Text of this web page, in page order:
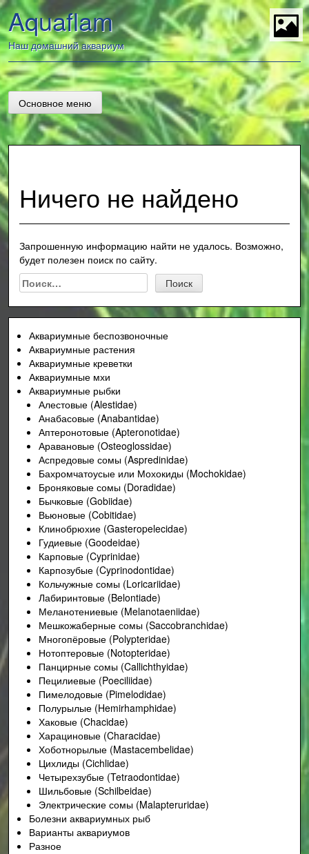
Перейти
к
содержанию
Aquaflam
Наш домашний аквариум
Основное меню
Ничего не найдено
Запрошенную информацию найти не удалось. Возможно,
будет полезен поиск по сайту.
Найти:
Аквариумные беспозвоночные
Аквариумные растения
Аквариумные креветки
Аквариумные мхи
Аквариумные рыбки
Алестовые (Alestidae)
Анабасовые (Anabantidae)
Аптеронотовые (Apteronotidae)
Аравановые (Osteoglossidae)
Аспредовые сомы (Aspredinidae)
Бахромчатоусые или Мохокиды (Mochokidae)
Броняковые сомы (Doradidae)
Бычковые (Gobiidae)
Вьюновые (Cobitidae)
Клинобрюхие (Gasteropelecidae)
Гудиевые (Goodeidae)
Карповые (Cyprinidae)
Карпозубые (Cyprinodontidae)
Кольчужные сомы (Loricariidae)
Лабиринтовые (Belontiade)
Меланотениевые (Melanotaeniidae)
Мешкожаберные сомы (Saccobranchidae)
Многопёровые (Polypteridae)
Нотоптеровые (Notopteridae)
Панцирные сомы (Callichthyidae)
Пецилиевые (Poeciliidae)
Пимелодовые (Pimelodidae)
Полурылые (Hemirhamphidae)
Хаковые (Chacidae)
Харациновые (Characidae)
Хоботнорылые (Mastacembelidae)
Цихлиды (Cichlidae)
Четырехзубые (Tetraodontidae)
Шильбовые (Schilbeidae)
Электрические сомы (Malapteruridae)
Болезни аквариумных рыб
Варианты аквариумов
Разное